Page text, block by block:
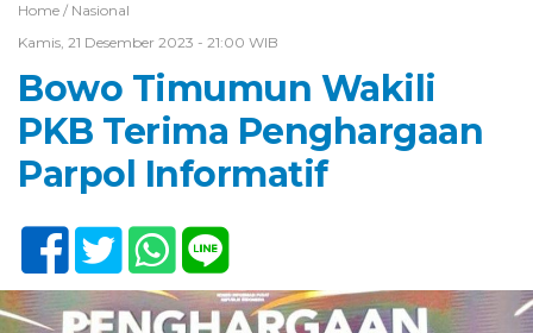
Home / Nasional
Kamis, 21 Desember 2023 - 21:00 WIB
Bowo Timumun Wakili
PKB Terima Penghargaan
Parpol Informatif